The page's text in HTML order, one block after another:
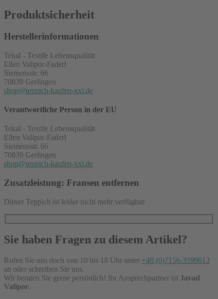
Produktsicherheit
Herstellerinformationen
Tekal - Textile Lebensqualität
Ellen Valipor-Faderl
Siemensstr. 66
70839 Gerlingen
shop@teppich-kaufen-xxl.de
Verantwortliche Person in der EU
Tekal - Textile Lebensqualität
Ellen Valipor-Faderl
Siemensstr. 66
70839 Gerlingen
shop@teppich-kaufen-xxl.de
Zusatzleistung: Fransen entfernen
Dieser Teppich ist leider nicht mehr verfügbar.
Sie haben Fragen zu diesem Artikel?
Rufen Sie uns doch von 10 bis 18 Uhr unter +49 (0)7156-3599613
an oder schreiben Sie uns.
Wir beraten Sie gerne persönlich! Ihr Ansprechpartner ist Javad
Valipor.